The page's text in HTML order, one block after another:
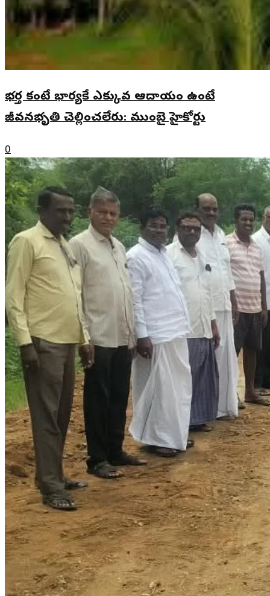
భర్త కంటే భార్యకే ఎక్కువ ఆదాయం ఉంటే
జీవనభృతి చెల్లించలేరు: ముంబై హైకోర్టు
0